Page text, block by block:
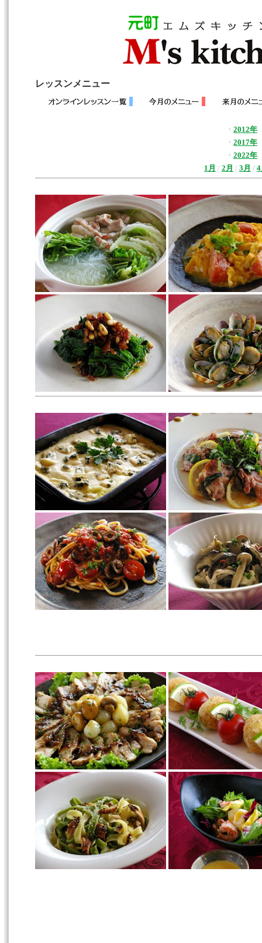
レッスンメニュー
・ 2012年
・ 2017年
・ 2022年
1月 / 2月 / 3月 /